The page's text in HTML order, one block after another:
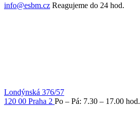
info@esbm.cz Reagujeme do 24 hod.
Londýnská 376/57
120 00 Praha 2 Po – Pá: 7.30 – 17.00 hod.